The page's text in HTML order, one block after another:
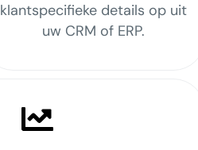
klantspecifieke details op uit
uw CRM of ERP.